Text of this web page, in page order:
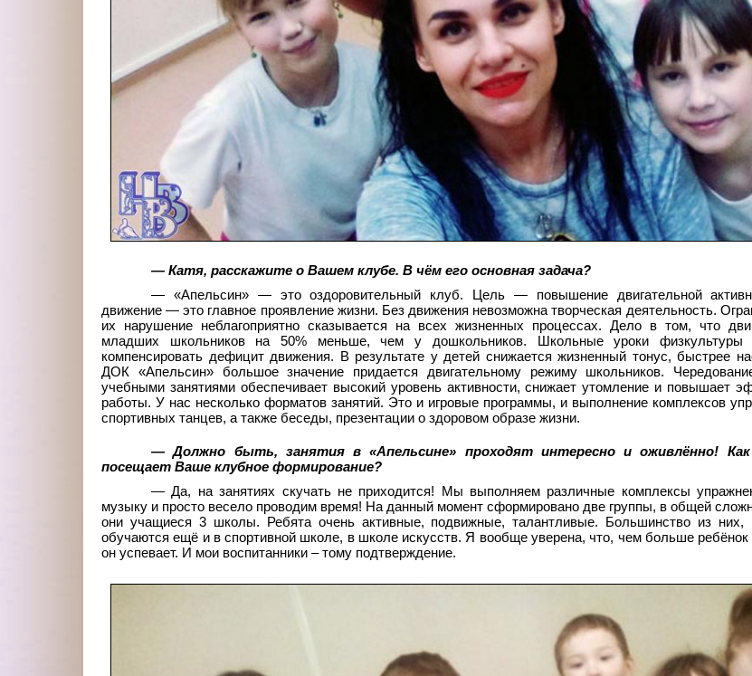
— Катя, расскажите о Вашем клубе. В чём его основная задача?
— «Апельсин» —это оздоровительный клуб. Цель — повышение двигательной
движение— это главное проявление жизни. Без движения невозможна творческая деятельность.
их нарушение неблагоприятно сказывается на всех жизненных процессах. Дело в том, что
младших школьников на 50% меньше, чем у дошкольников. Школьные уроки физкультуры
компенсировать дефицит движения. В результате у детей снижается жизненный тонус, быстрее
ДОК «Апельсин» большое значение придается двигательному режиму школьников.
учебными занятиями обеспечивает высокий уровень активности, снижает утомление и повышает
работы. У нас несколько форматов занятий. Это и игровые программы, и выполнение комплексов
спортивных танцев, а также беседы, презентации о здоровом образе жизни.
— Должно быть, занятия в «Апельсине» проходят интересно и оживлённо!
посещает Ваше клубное формирование?
— Да, на занятиях скучать не приходится! Мы выполняем различные комплексы
музыку и просто весело проводим время! На данный момент сформировано две группы, в общей
они учащиеся 3 школы. Ребята очень активные, подвижные, талантливые. Большинство из них,
обучаются ещё и в спортивной школе, в школе искусств. Я вообще уверена, что, чем больше
он успевает. И мои воспитанники – тому подтверждение.